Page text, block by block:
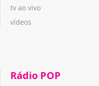
tv ao vivo
vídeos
Rádio POP